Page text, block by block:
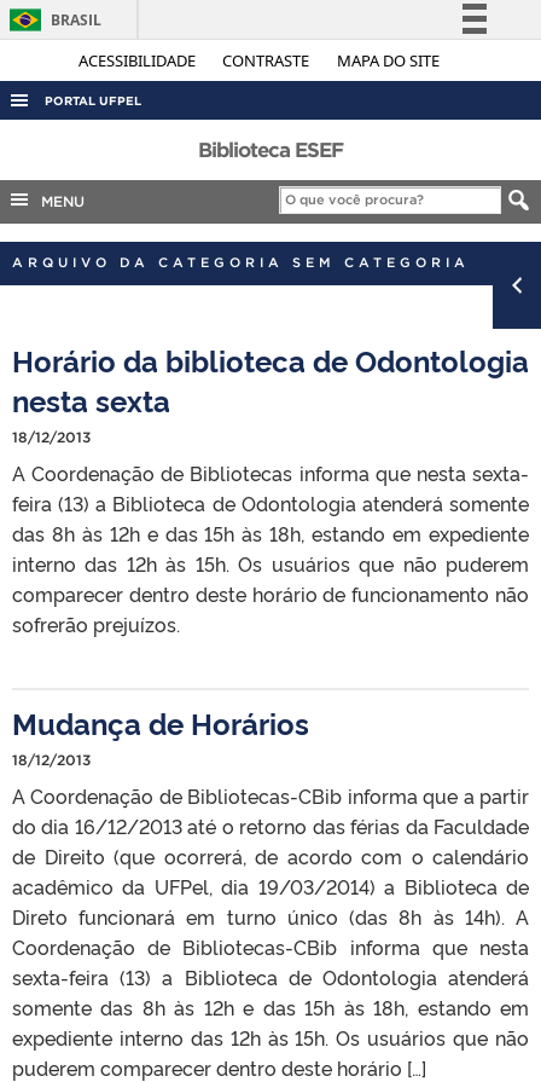
ACESSIBILIDADE CONTRASTE MAPA DO SITE
BRASIL
Simplifique!
Legislação
Canais
PORTAL UFPEL
ACESSO À INFORMAÇÃO
AUDITORIA
COBALTO
CONCURSOS
PORTARIAS
TELEFONES
Biblioteca ESEF
MENU
ARQUIVO DA CATEGORIA SEM CATEGORIA
Horário da biblioteca de Odontologia
nesta sexta
18/12/2013
A Coordenação de Bibliotecas informa que nesta sexta-
feira (13) a Biblioteca de Odontologia atenderá somente
das 8h às 12h e das 15h às 18h, estando em expediente
interno das 12h às 15h. Os usuários que não puderem
comparecer dentro deste horário de funcionamento não
sofrerão prejuízos.
Mudança de Horários
18/12/2013
A Coordenação de Bibliotecas-CBib informa que a partir
do dia 16/12/2013 até o retorno das férias da Faculdade
de Direito (que ocorrerá, de acordo com o calendário
acadêmico da UFPel, dia 19/03/2014) a Biblioteca de
Direto funcionará em turno único (das 8h às 14h). A
Coordenação de Bibliotecas-CBib informa que nesta
sexta-feira (13) a Biblioteca de Odontologia atenderá
somente das 8h às 12h e das 15h às 18h, estando em
expediente interno das 12h às 15h. Os usuários que não
puderem comparecer dentro deste horário […]